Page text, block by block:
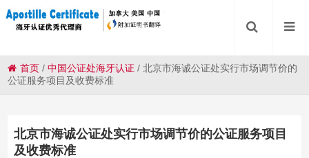
首页 /中国公证处海牙认证 /北京市海诚公证处实行市场调节价的
公证服务项目及收费标准
北京市海诚公证处实行市场调节价的公证服务项目
及收费标准